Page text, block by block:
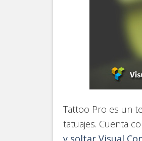
Tattoo Pro es un
tatuajes. Cuenta
y soltar Visual